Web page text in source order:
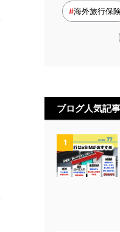
海外旅行保
ブログ人気記事
1